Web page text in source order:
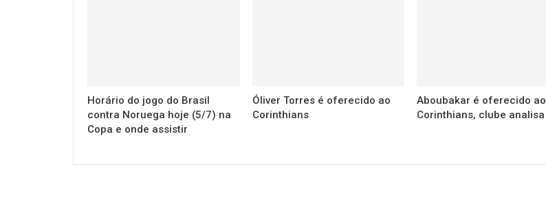
Horário do jogo do Brasil
contra Noruega hoje (5/7) na
Copa e onde assistir
Óliver Torres é oferecido ao
Corinthians
Aboubakar é oferecido ao
Corinthians, clube analisa